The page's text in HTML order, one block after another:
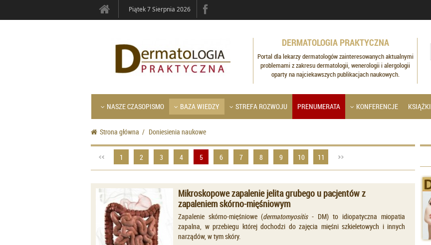
Piątek 7 Sierpnia 2026
DERMATOLOGIA PRAKTYCZNA
Portal dla lekarzy dermatologów zainteresowanych aktualnymi
problemami z zakresu dermatologii, wenerologii i alergologii
oparty na najciekawszych publikacjach naukowych.
NASZE CZASOPISMO BAZA WIEDZY STREFA ROZWOJU PRENUMERATA KONFERENCJE KSIĄŻKI
Strona główna / Doniesienia naukowe
1 2 3 4 5 6 7 8 9 10 11
Mikroskopowe zapalenie jelita grubego u pacjentów z
zapaleniem skórno-mięśniowym
Zapalenie skórno-mięśniowe (dermatomyositis- DM) to idiopatyczna miopatia
zapalna, w przebiegu której dochodzi do zajęcia mięśni szkieletowych i innych
narządów, w tym skóry.